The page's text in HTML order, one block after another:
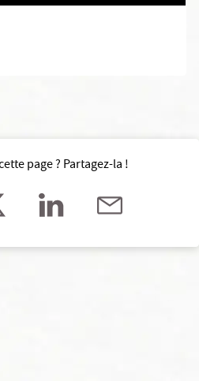
page ? Partagez-la !